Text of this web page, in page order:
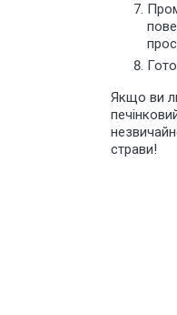
Якщо ви
страви!